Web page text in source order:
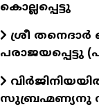
കൊല്ലപ്പെട്ടു
ശ്രീ തനെദാർ
പരാജയപ്പെട്ടു
സുബ്രഹ്മണ്യനു